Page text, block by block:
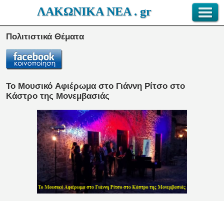
ΛΑΚΩΝΙΚΑ ΝΕΑ . gr
Πολιτιστικά Θέματα
To Μουσικό Aφιέρωμα στο Γιάννη Ρίτσο στο
Κάστρο της Μονεμβασιάς